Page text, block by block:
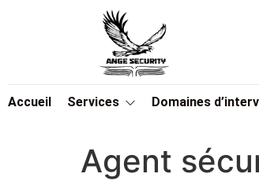
Accueil Services Domaines
Agent